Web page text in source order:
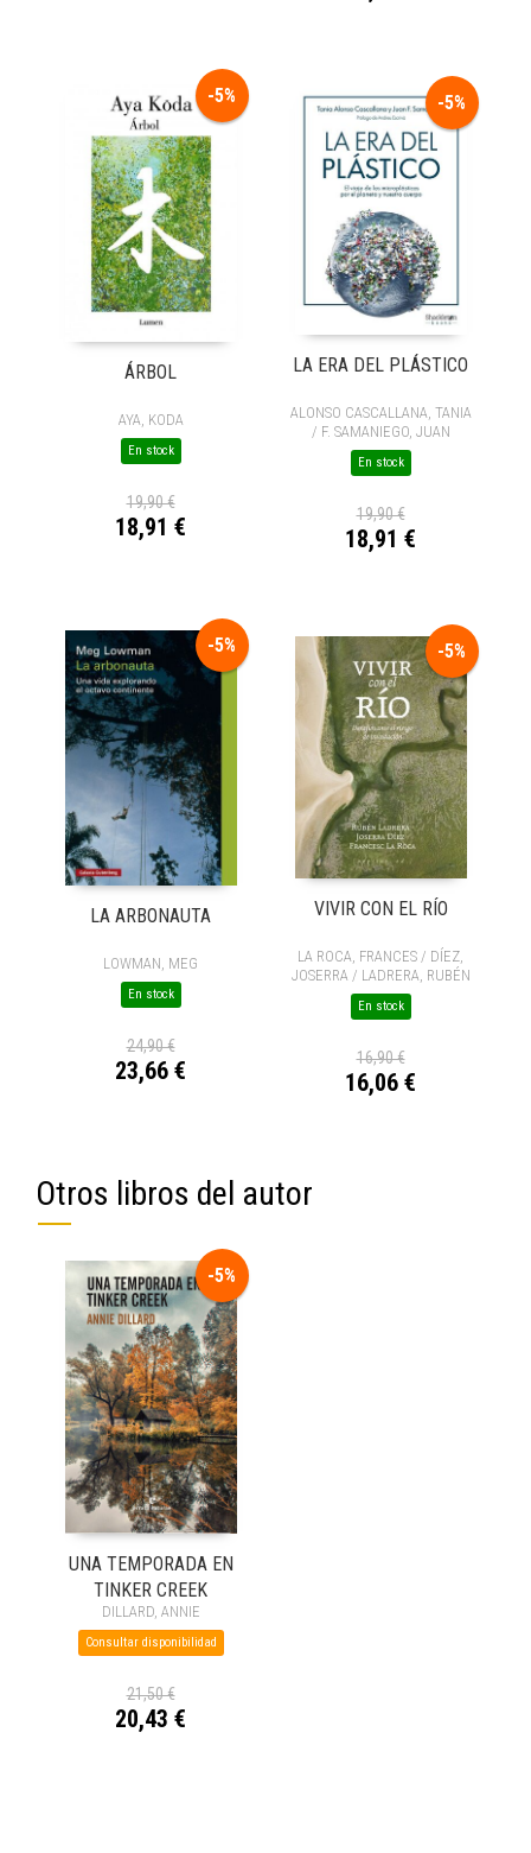
-5%
ÁRBOL
AYA, KODA
En stock
19,90 €
18,91 €
-5%
LA ERA DEL PLÁSTICO
ALONSO CASCALLANA, TANIA
/ F. SAMANIEGO, JUAN
En stock
19,90 €
18,91 €
-5%
LA ARBONAUTA
LOWMAN, MEG
En stock
24,90 €
23,66 €
-5%
VIVIR CON EL RÍO
LA ROCA, FRANCES / DÍEZ,
JOSERRA / LADRERA, RUBÉN
En stock
16,90 €
16,06 €
Otros libros del autor
-5%
UNA TEMPORADA EN
TINKER CREEK
DILLARD, ANNIE
Consultar disponibilidad
21,50 €
20,43 €